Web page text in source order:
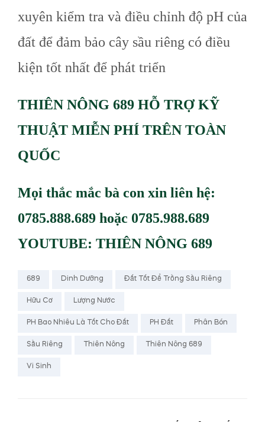
xuyên kiểm tra và điều chỉnh độ pH của
đất để đảm bảo cây sầu riêng có điều
kiện tốt nhất để phát triển
THIÊN NÔNG 689 HỖ TRỢ KỸ
THUẬT MIỄN PHÍ TRÊN TOÀN
QUỐC
Mọi thắc mắc bà con xin liên hệ:
0785.888.689 hoặc 0785.988.689
YOUTUBE: THIÊN NÔNG 689
689 Dinh Dưỡng Đất Tốt Để Trồng Sầu Riêng
Hữu Cơ Lượng Nước
PH Bao Nhiêu Là Tốt Cho Đất PH Đất Phân Bón
Sầu Riêng Thiên Nông Thiên Nông 689
Vi Sinh